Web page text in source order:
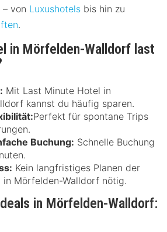
von Luxushotels bis hin zu
.
in Mörfelden-Walldorf last
Mit Last Minute Hotel in
kannst du häufig sparen.
Perfekt für spontane Trips
Buchung: Schnelle Buchung
Kein langfristiges Planen der
in Mörfelden-Walldorf nötig.
in Mörfelden-Walldorf: